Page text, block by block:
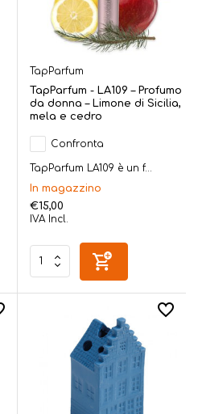
TapParfum
TapParfum - LA109 – Profumo
da donna – Limone di Sicilia,
mela e cedro
Confronta
TapParfum LA109 è un f...
In magazzino
€15,00
IVA Incl.